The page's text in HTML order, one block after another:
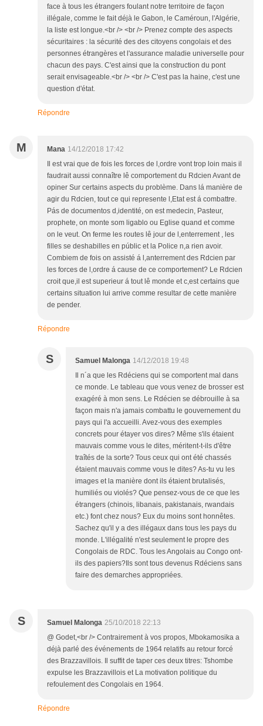
face à tous les étrangers foulant notre territoire de façon
illégale, comme le fait déjà le Gabon, le Caméroun, l'Algérie,
la liste est longue.<br /> <br /> Prenez compte des aspects
sécuritaires : la sécurité des des citoyens congolais et des
personnes étrangères et l'assurance maladie universelle pour
chacun des pays. C'est ainsi que la construction du pont
serait envisageable.<br /> <br /> C'est pas la haine, c'est une
question d'état.
Répondre
M Mana 14/12/2018 17:42
Il est vrai que de fois les forces de l,ordre vont trop loin mais il
faudrait aussi connaître lê comportement du Rdcien Avant de
opiner Sur certains aspects du problème. Dans lá manière de
agir du Rdcien, tout ce qui represente l,Etat est á combattre.
Pás de documentos d,identité, on est medecin, Pasteur,
prophete, on monte som ligablo ou Eglise quand et comme
on le veut. On ferme les routes lê jour de l,enterrement , les
filles se deshabilles en públic et la Police n,a rien avoir.
Combiem de fois on assisté á l,anterrement des Rdcien par
les forces de l,ordre á cause de ce comportement? Le Rdcien
croit que,il est superieur á tout lê monde et c,est certains que
certains situation lui arrive comme resultar de cette manière
de pender.
Répondre
S Samuel Malonga 14/12/2018 19:48
Il n´a que les Rdéciens qui se comportent mal dans
ce monde. Le tableau que vous venez de brosser est
exagéré à mon sens. Le Rdécien se débrouille à sa
façon mais n'a jamais combattu le gouvernement du
pays qui l'a accueilli. Avez-vous des exemples
concrets pour étayer vos dires? Même s'ils étaient
mauvais comme vous le dites, méritent-t-ils d'être
traîtés de la sorte? Tous ceux qui ont été chassés
étaient mauvais comme vous le dites? As-tu vu les
images et la manière dont ils étaient brutalisés,
humiliés ou violés? Que pensez-vous de ce que les
étrangers (chinois, libanais, pakistanais, rwandais
etc.) font chez nous? Eux du moins sont honnêtes.
Sachez qu'il y a des illégaux dans tous les pays du
monde. L'illégalité n'est seulement le propre des
Congolais de RDC. Tous les Angolais au Congo ont-
ils des papiers?Ils sont tous devenus Rdéciens sans
faire des demarches appropriées.
S Samuel Malonga 25/10/2018 22:13
@ Godet,<br /> Contrairement à vos propos, Mbokamosika a
déjà parlé des événements de 1964 relatifs au retour forcé
des Brazzavillois. Il suffit de taper ces deux titres: Tshombe
expulse les Brazzavillois et La motivation politique du
refoulement des Congolais en 1964.
Répondre